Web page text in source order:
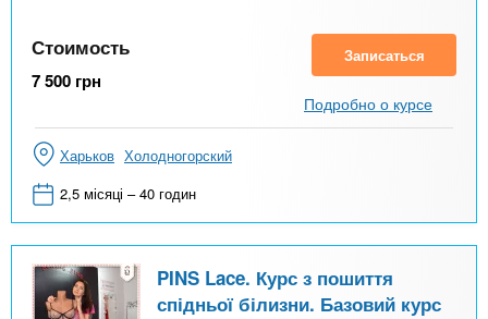
Стоимость
7 500 грн
Записаться
Подробно о курсе
Харьков Холодногорский
2,5 місяці – 40 годин
PINS Lace. Курс з пошиття
спідньої білизни. Базовий курс